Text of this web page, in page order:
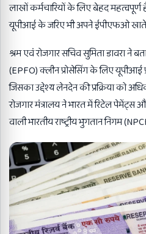
लाखों कर्मचारियों के लिए बेहद
यूपीआई के जरिए भी अपने ईपीएफओ
श्रम एवं रोजगार सचिव सुमिता डावरा ने
(EPFO) क्लीन प्रोसेसिंग के लिए
जिसका उद्देश्य लेनदेन की प्रक्रिया को
रोजगार मंत्रालय ने भारत में रिटेल
वाली भारतीय राष्ट्रीय भुगतान निगम